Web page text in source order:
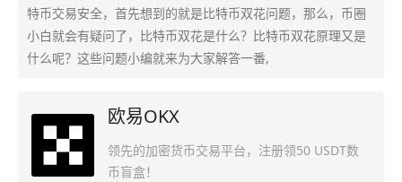
特币交易安全，首先想到的就是比特币双花问题，那么，币圈
小白就会有疑问了，比特币双花是什么？比特币双花原理又是
什么呢？这些问题小编就来为大家解答一番,
欧易OKX
领先的加密货币交易平台，注册领50 USDT数
币盲盒！